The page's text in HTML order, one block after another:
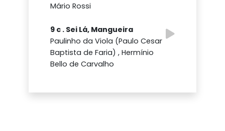
Mário Rossi
9 c . Sei Lá, Mangueira
Paulinho da Viola (Paulo Cesar
Baptista de Faria) , Hermínio
Bello de Carvalho